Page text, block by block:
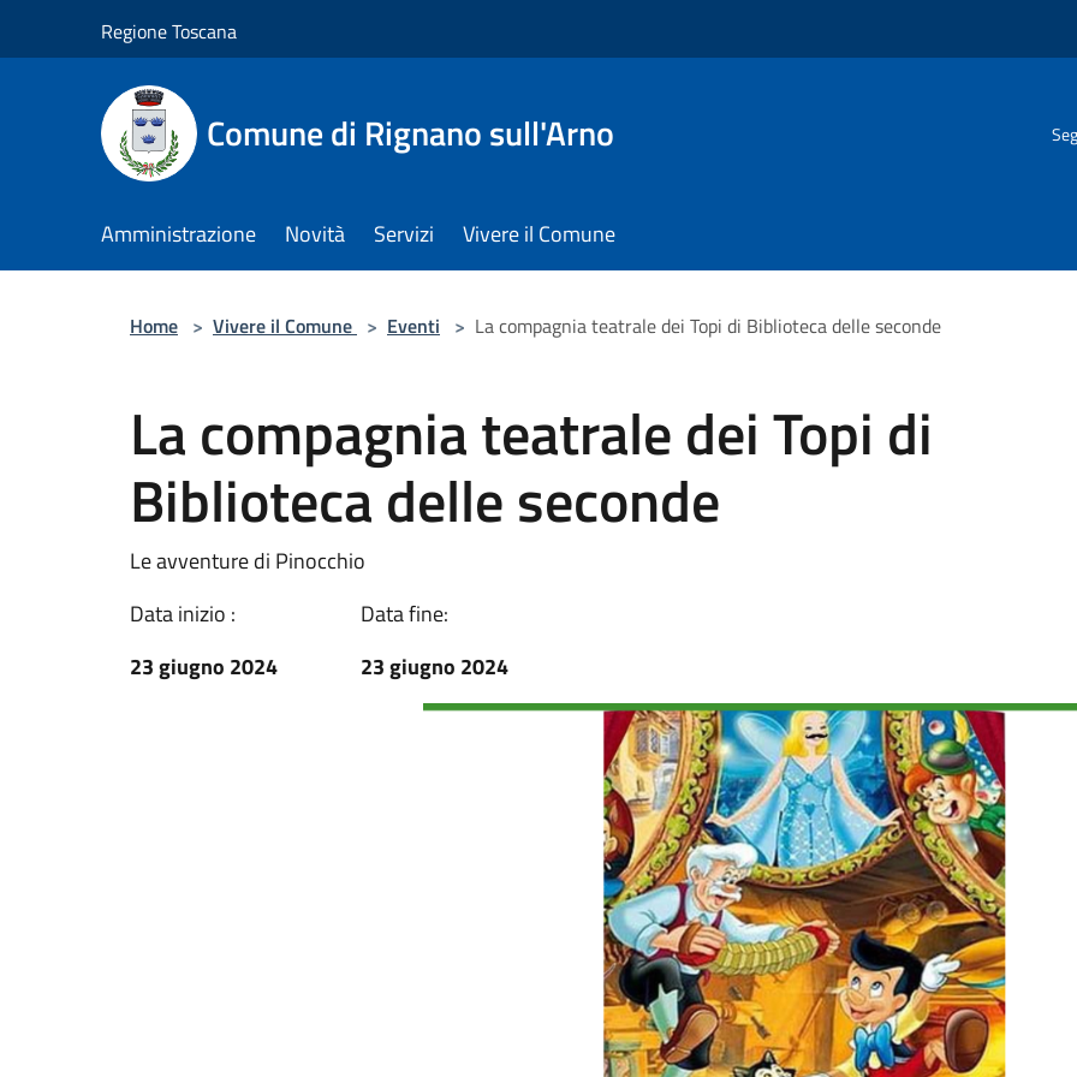
Regione Toscana
Comune di Rignano sull'Arno
Amministrazione Novità Servizi Vivere il Comune
Home > Vivere il Comune > Eventi > La compagnia teatrale dei Topi di Biblioteca delle seconde
La compagnia teatrale dei Topi di
Biblioteca delle seconde
Le avventure di Pinocchio
Data inizio :
23 giugno 2024
Data fine:
23 giugno 2024